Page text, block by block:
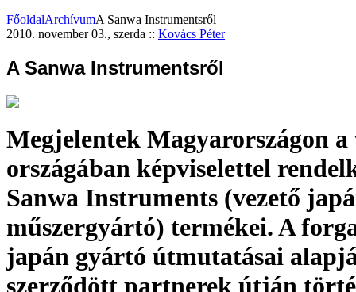
FőoldalArchívumA Sanwa Instrumentsről
2010. november 03., szerda :: Kovács Péter
A Sanwa Instrumentsről
Megjelentek Magyarországon a
országában képviselettel
Sanwa Instruments (vezető
műszergyártó) termékei. A
japán gyártó útmutatásai
szerződött partnerek útján